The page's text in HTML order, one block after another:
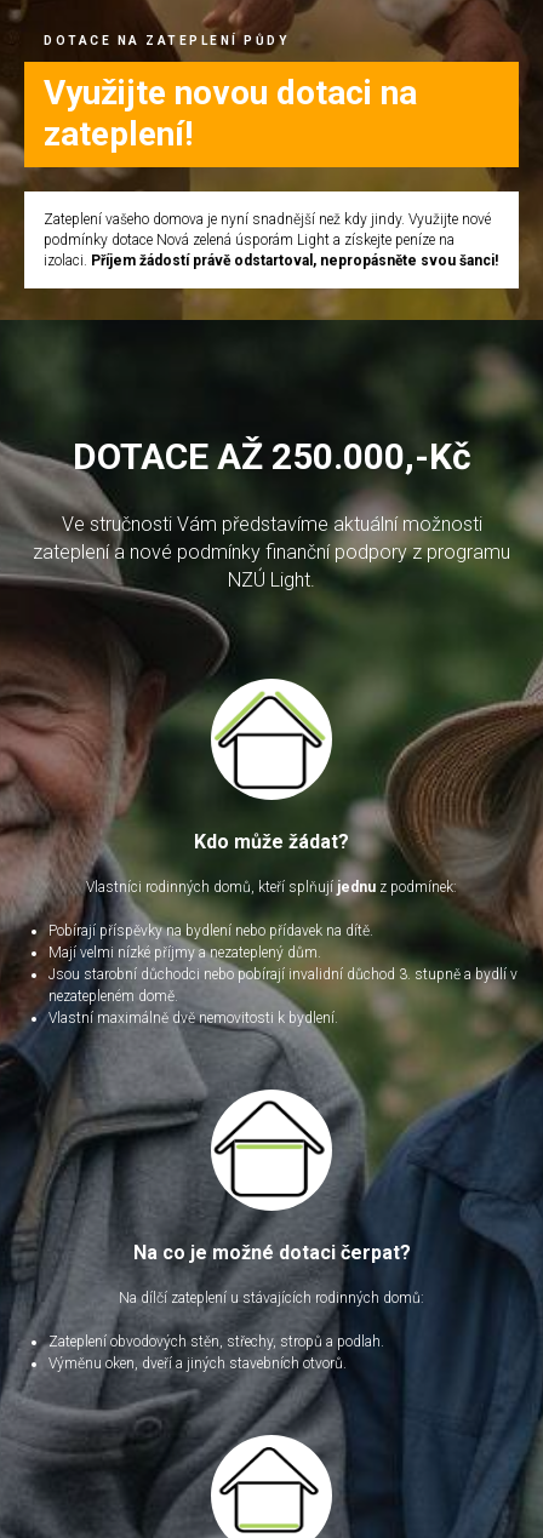
DOTACE NA ZATEPLENÍ PŮDY
Využijte novou dotaci na
zateplení!
Zateplení vašeho domova je nyní snadnější než kdy jindy. Využijte nové
podmínky dotace Nová zelená úsporám Light a získejte peníze na
izolaci. Příjem žádostí právě odstartoval, nepropásněte svou šanci!
DOTACE AŽ 250.000,-Kč
Ve stručnosti Vám představíme aktuální možnosti
zateplení a nové podmínky finanční podpory z programu
NZÚ Light.
Kdo může žádat?
Vlastníci rodinných domů, kteří splňují jednu z podmínek:
Pobírají příspěvky na bydlení nebo přídavek na dítě.
Mají velmi nízké příjmy a nezateplený dům.
Jsou starobní důchodci nebo pobírají invalidní důchod 3. stupně a bydlí v
nezatepleném domě.
Vlastní maximálně dvě nemovitosti k bydlení.
Na co je možné dotaci čerpat?
Na dílčí zateplení u stávajících rodinných domů:
Zateplení obvodových stěn, střechy, stropů a podlah.
Výměnu oken, dveří a jiných stavebních otvorů.